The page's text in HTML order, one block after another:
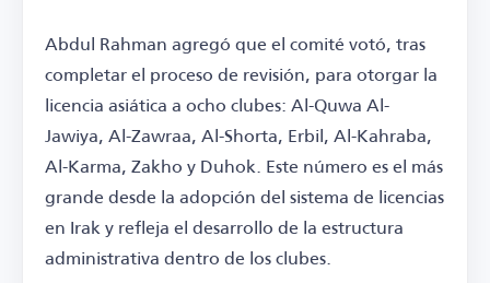
Abdul Rahman agregó que el comité votó, tras
completar el proceso de revisión, para otorgar la
licencia asiática a ocho clubes: Al-Quwa Al-
Jawiya, Al-Zawraa, Al-Shorta, Erbil, Al-Kahraba,
Al-Karma, Zakho y Duhok. Este número es el más
grande desde la adopción del sistema de licencias
en Irak y refleja el desarrollo de la estructura
administrativa dentro de los clubes.